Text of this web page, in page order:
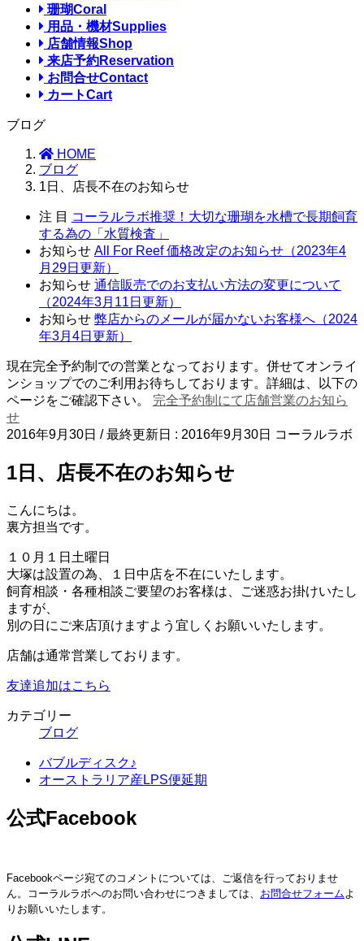
珊瑚Coral
用品・機材Supplies
店舗情報Shop
来店予約Reservation
お問合せContact
カートCart
ブログ
HOME
ブログ
1日、店長不在のお知らせ
注 目 コーラルラボ推奨！大切な珊瑚を水槽で長期飼育
する為の「水質検査」
お知らせ All For Reef 価格改定のお知らせ（2023年4
月29日更新）
お知らせ 通信販売でのお支払い方法の変更について
（2024年3月11日更新）
お知らせ 弊店からのメールが届かないお客様へ（2024
年3月4日更新）
現在完全予約制での営業となっております。併せてオンライ
ンショップでのご利用お待ちしております。詳細は、以下の
ページをご確認下さい。 完全予約制にて店舗営業のお知ら
せ
2016年9月30日 / 最終更新日 : 2016年9月30日 コーラルラボ
1日、店長不在のお知らせ
こんにちは。
裏方担当です。
１０月１日土曜日
大塚は設置の為、１日中店を不在にいたします。
飼育相談・各種相談ご要望のお客様は、ご迷惑お掛けいたし
ますが、
別の日にご来店頂けますよう宜しくお願いいたします。
店舗は通常営業しております。
友達追加はこちら
カテゴリー
ブログ
バブルディスク♪
オーストラリア産LPS便延期
公式Facebook
Facebookページ宛てのコメントについては、ご返信を行っておりませ
ん。コーラルラボへのお問い合わせにつきましては、 お問合せフォーム よ
りお願いいたします。